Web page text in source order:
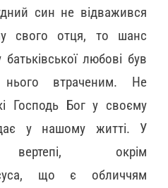
син не відважився
свого отця, то шанс
любові був
втраченим. Не
Господь Бог у своєму
у нашому житті. У
вертепі, окрім
що є обличчям